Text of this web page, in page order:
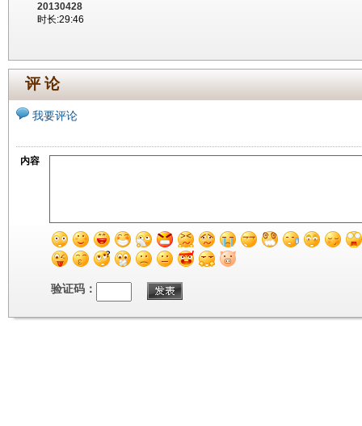
20130428
时长:29:46
评 论
我要评论
内容
验证码：